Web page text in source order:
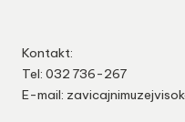
Kontakt:
Tel: 032 736-267
E-mail: